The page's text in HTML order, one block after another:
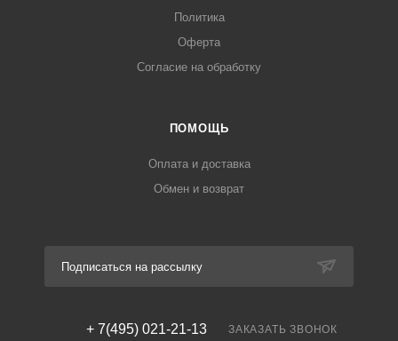
Политика
Оферта
Согласие на обработку
ПОМОЩЬ
Оплата и доставка
Обмен и возврат
Подписаться на рассылку
+ 7(495) 021-21-13 ЗАКАЗАТЬ ЗВОНОК